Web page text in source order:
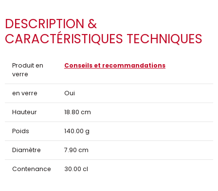
DESCRIPTION &
CARACTÉRISTIQUES TECHNIQUES
Produit en
verre
Conseils et recommandations
en verre Oui
Hauteur 18.80 cm
Poids 140.00 g
Diamètre 7.90 cm
Contenance 30.00 cl